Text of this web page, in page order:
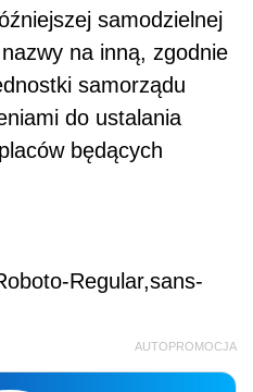
samodzielnej
na inną, zgodnie
samorządu
do ustalania
będących
Regular,sans-
AUTOPROMOCJA